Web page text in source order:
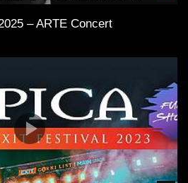
– ARTE Concert